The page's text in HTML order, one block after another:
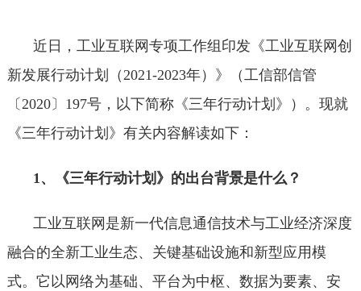
近日，工业互联网专项工作组印发《工业互联网创
新发展行动计划（2021-2023年）》（工信部信管
〔2020〕197号，以下简称《三年行动计划》）。现就
《三年行动计划》有关内容解读如下：
1、《三年行动计划》的出台背景是什么？
工业互联网是新一代信息通信技术与工业经济深度
融合的全新工业生态、关键基础设施和新型应用模
式。它以网络为基础、平台为中枢、数据为要素、安